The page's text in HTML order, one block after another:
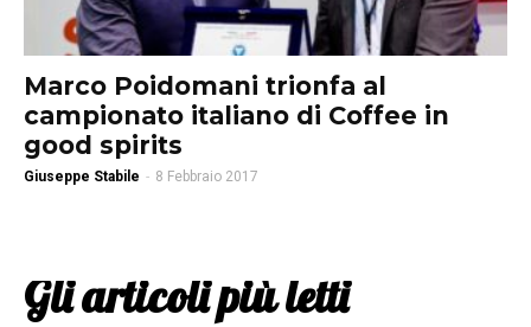
Marco Poidomani trionfa al
campionato italiano di Coffee in
good spirits
Giuseppe Stabile - 8 Febbraio 2017
Gli articoli più letti